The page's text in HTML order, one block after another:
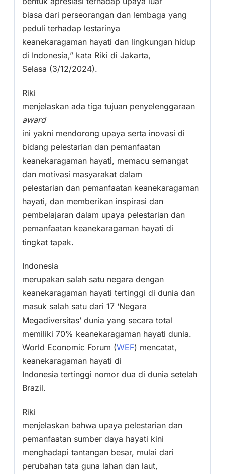
biasa dari perseorangan dan lembaga yang
peduli terhadap lestarinya
keanekaragaman hayati dan lingkungan hidup
di Indonesia,” kata Riki di Jakarta,
Selasa (3/12/2024).
Riki
menjelaskan ada tiga tujuan penyelenggaraan
award
ini yakni mendorong upaya serta inovasi di
bidang pelestarian dan pemanfaatan
keanekaragaman hayati, memacu semangat
dan motivasi masyarakat dalam
pelestarian dan pemanfaatan keanekaragaman
hayati, dan memberikan inspirasi dan
pembelajaran dalam upaya pelestarian dan
pemanfaatan keanekaragaman hayati di
tingkat tapak.
Indonesia
merupakan salah satu negara dengan
keanekaragaman hayati tertinggi di dunia dan
masuk salah satu dari 17 ‘Negara
Megadiversitas’ dunia yang secara total
memiliki 70% keanekaragaman hayati dunia.
World Economic Forum (WEF) mencatat,
keanekaragaman hayati di
Indonesia tertinggi nomor dua di dunia setelah
Brazil.
Riki
menjelaskan bahwa upaya pelestarian dan
pemanfaatan sumber daya hayati kini
menghadapi tantangan besar, mulai dari
perubahan tata guna lahan dan laut,